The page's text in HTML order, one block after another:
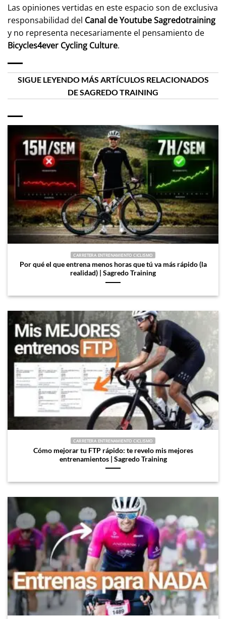
Las opiniones vertidas en este espacio son de exclusiva
responsabilidad del Canal de YoutubeSagredotraining
y no representa necesariamente el pensamiento de
Bicycles4ever Cycling Culture.
SIGUE LEYENDO MÁS ARTÍCULOS RELACIONADOS
DE SAGREDO TRAINING
CARRETERA ENTRENAMIENTO CICLISMO
Por qué el que entrena menos horas que tú va más rápido (la
realidad) | Sagredo Training
CARRETERA ENTRENAMIENTO CICLISMO
Cómo mejorar tu FTP rápido: te revelo mis mejores
entrenamientos | Sagredo Training